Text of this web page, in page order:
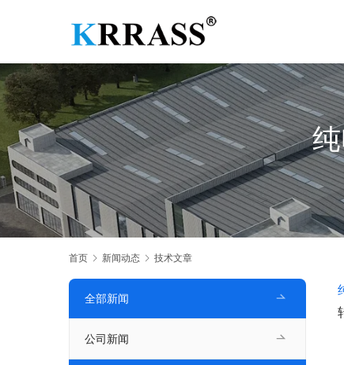
首页 新闻动态 技术文章
全部新闻
公司新闻